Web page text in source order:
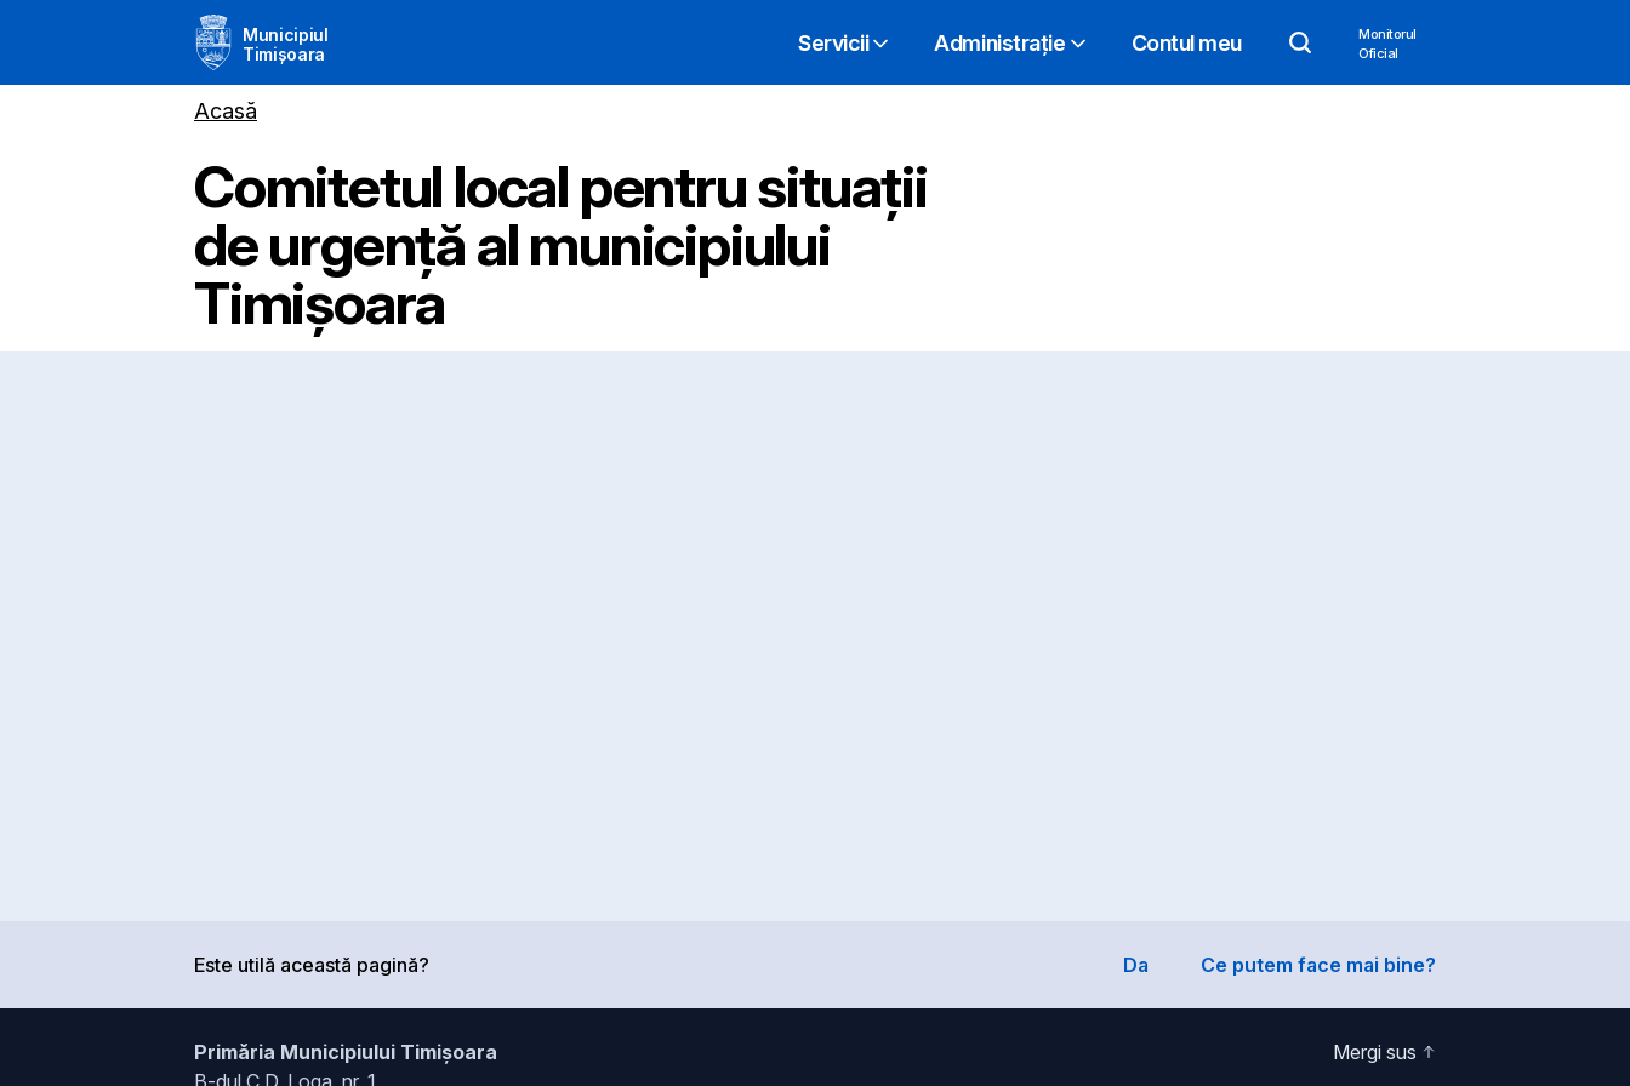
Municipiul
Timișoara
Servicii Administrație Contul meu
Monitorul
Oficial
Acasă
Comitetul local pentru situații
de urgență al municipiului
Timișoara
Este utilă această pagină? Da Ce putem face mai bine?
Primăria Municipiului Timișoara
B-dul C.D. Loga, nr. 1
Mergi sus